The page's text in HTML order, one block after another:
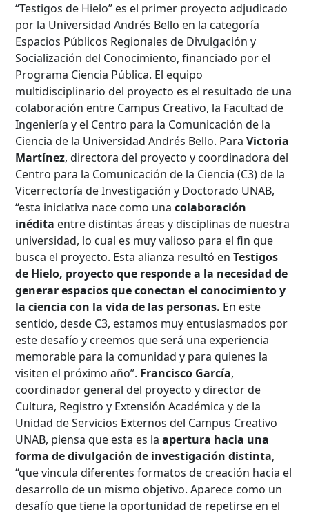
“Testigos de Hielo” es el primer proyecto adjudicado
por la Universidad Andrés Bello en la categoría
Espacios Públicos Regionales de Divulgación y
Socialización del Conocimiento, financiado por el
Programa Ciencia Pública. El equipo
multidisciplinario del proyecto es el resultado de una
colaboración entre Campus Creativo, la Facultad de
Ingeniería y el Centro para la Comunicación de la
Ciencia de la Universidad Andrés Bello. ParaVictoria
Martínez, directora del proyecto y coordinadora del
Centro para la Comunicación de la Ciencia (C3) de la
Vicerrectoría de Investigación y Doctorado UNAB,
“esta iniciativa nace como unacolaboración
inédita entre distintas áreas y disciplinas de nuestra
universidad, lo cual es muy valioso para el fin que
busca el proyecto. Esta alianza resultó enTestigos
de Hielo, proyecto que responde a la necesidad de
generar espacios que conectan el conocimiento y
la ciencia con la vida de las personas. En este
sentido, desde C3, estamos muy entusiasmados por
este desafío y creemos que será una experiencia
memorable para la comunidad y para quienes la
visiten el próximo año”. Francisco García,
coordinador general del proyecto y director de
Cultura, Registro y Extensión Académica y de la
Unidad de Servicios Externos del Campus Creativo
UNAB, piensa que esta es laapertura hacia una
forma de divulgación de investigación distinta,
“que vincula diferentes formatos de creación hacia el
desarrollo de un mismo objetivo. Aparece como un
desafío que tiene la oportunidad de repetirse en el